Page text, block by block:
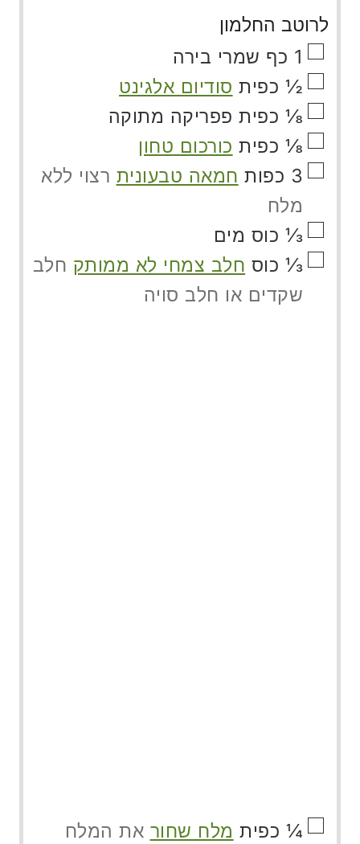
לרוטב החלמון
▢
1 כף שמרי בירה
▢
½ כפית סודיום אלגינט
▢
⅛ כפית פפריקה מתוקה
▢
⅛ כפית כורכום טחון
▢
3 כפות חמאה טבעונית רצוי ללא
מלח
▢
⅓ כוס מים
▢
⅓ כוס חלב צמחי לא ממותק חלב
שקדים או חלב סויה
▢
¼ כפית מלח שחור את המלח